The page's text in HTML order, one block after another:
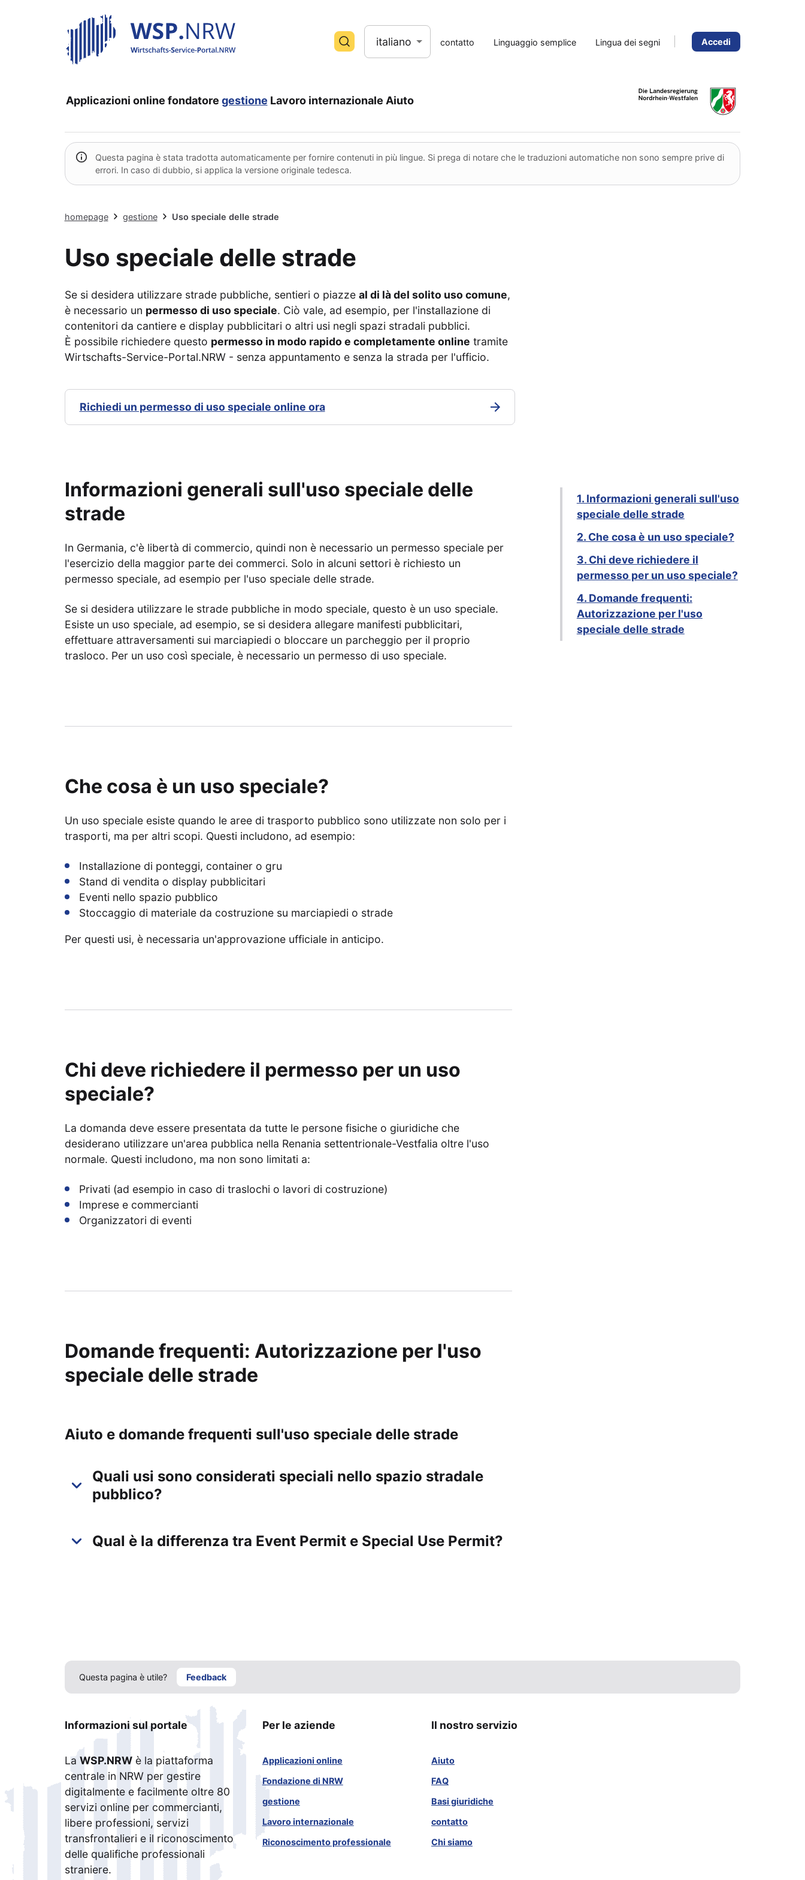
italiano contatto Linguaggio semplice Lingua dei segni Accedi
Applicazioni online fondatore gestione Lavoro internazionale Aiuto
Questa pagina è stata tradotta automaticamente per fornire contenuti in più lingue. Si prega di notare che le traduzioni automatiche non sono sempre prive di
errori. In caso di dubbio, si applica la versione originale tedesca.
homepage gestione Uso speciale delle strade
Uso speciale delle strade
Se si desidera utilizzare strade pubbliche, sentieri o piazze al di là del solito uso comune,
è necessario un permesso di uso speciale. Ciò vale, ad esempio, per l'installazione di
contenitori da cantiere e display pubblicitari o altri usi negli spazi stradali pubblici.
È possibile richiedere questo permesso in modo rapido e completamente online tramite
Wirtschafts-Service-Portal.NRW - senza appuntamento e senza la strada per l'ufficio.
Richiedi un permesso di uso speciale online ora
Informazioni generali sull'uso speciale delle
strade
In Germania, c'è libertà di commercio, quindi non è necessario un permesso speciale per
l'esercizio della maggior parte dei commerci. Solo in alcuni settori è richiesto un
permesso speciale, ad esempio per l'uso speciale delle strade.
Se si desidera utilizzare le strade pubbliche in modo speciale, questo è un uso speciale.
Esiste un uso speciale, ad esempio, se si desidera allegare manifesti pubblicitari,
effettuare attraversamenti sui marciapiedi o bloccare un parcheggio per il proprio
trasloco. Per un uso così speciale, è necessario un permesso di uso speciale.
Che cosa è un uso speciale?
Un uso speciale esiste quando le aree di trasporto pubblico sono utilizzate non solo per i
trasporti, ma per altri scopi. Questi includono, ad esempio:
Installazione di ponteggi, container o gru
Stand di vendita o display pubblicitari
Eventi nello spazio pubblico
Stoccaggio di materiale da costruzione su marciapiedi o strade
Per questi usi, è necessaria un'approvazione ufficiale in anticipo.
Chi deve richiedere il permesso per un uso
speciale?
La domanda deve essere presentata da tutte le persone fisiche o giuridiche che
desiderano utilizzare un'area pubblica nella Renania settentrionale-Vestfalia oltre l'uso
normale. Questi includono, ma non sono limitati a:
Privati (ad esempio in caso di traslochi o lavori di costruzione)
Imprese e commercianti
Organizzatori di eventi
Domande frequenti: Autorizzazione per l'uso
speciale delle strade
Aiuto e domande frequenti sull'uso speciale delle strade
Quali usi sono considerati speciali nello spazio stradale
pubblico?
Qual è la differenza tra Event Permit e Special Use Permit?
1. Informazioni generali sull'uso
speciale delle strade
2. Che cosa è un uso speciale?
3. Chi deve richiedere il
permesso per un uso speciale?
4. Domande frequenti:
Autorizzazione per l'uso
speciale delle strade
Questa pagina è utile? Feedback
Informazioni sul portale
La WSP.NRWè la piattaforma
centrale in NRW per gestire
digitalmente e facilmente oltre 80
servizi online per commercianti,
libere professioni, servizi
transfrontalieri e il riconoscimento
delle qualifiche professionali
straniere.
Per le aziende
Applicazioni online
Fondazione di NRW
gestione
Lavoro internazionale
Riconoscimento professionale
Il nostro servizio
Aiuto
FAQ
Basi giuridiche
contatto
Chi siamo